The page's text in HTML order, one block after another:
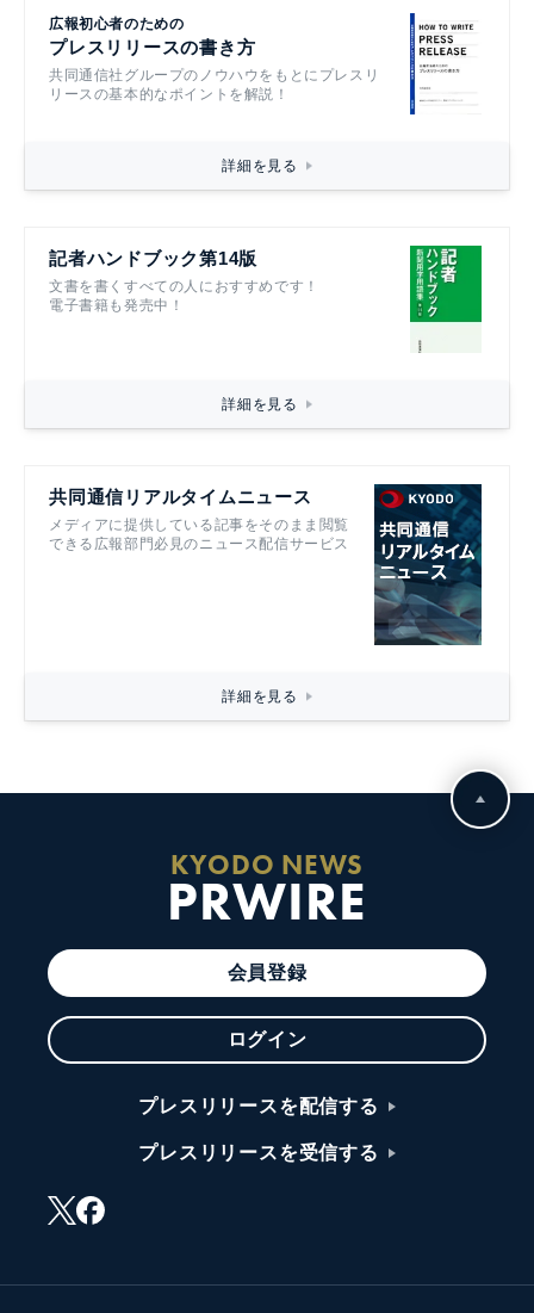
広報初心者のための
プレスリリースの書き方
共同通信社グループのノウハウをもとにプレスリ
リースの基本的なポイントを解説！
詳細を見る
記者ハンドブック第14版
文書を書くすべての人におすすめです！
電子書籍も発売中！
詳細を見る
共同通信リアルタイムニュース
メディアに提供している記事をそのまま閲覧
できる広報部門必見のニュース配信サービス
詳細を見る
KYODO NEWS
PRWIRE
会員登録
ログイン
プレスリリースを配信する
プレスリリースを受信する